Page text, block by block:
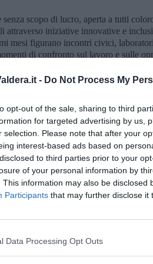
- Do Not Process My
opt-out of the sale, sharing to third
for targeted advertising by us,
selection. Please note that after your
interest-based ads based on
to third parties prior to your
of your personal information by
This information may also be disclosed
Participants that may further disclose it
Data Processing Opt Outs
scopo di lucro, aperta a tutti
attraverso iniziative innovative e
mesi figurano incontri civici,
di confronto sul lavoro e sulle
e all'Europa.
la validità della scommessa alla base
di incidere concretamente sulla
sono stati presentati il manifesto
interesse, adesioni e le
chi ha voglia di impegnarsi ,
il territorio e con i valori della
nostro obiettivo è trasformare
iscriviti alla